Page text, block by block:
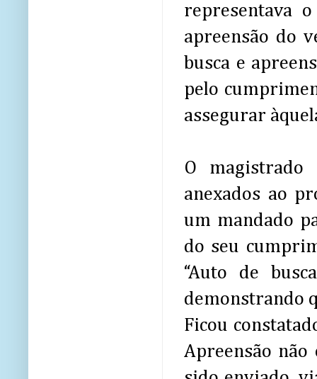
representava
apreensão do
busca e
pelo
assegurar
O
anexados ao
um mandado
do seu
“Auto de
demonstrando
Ficou
Apreensão